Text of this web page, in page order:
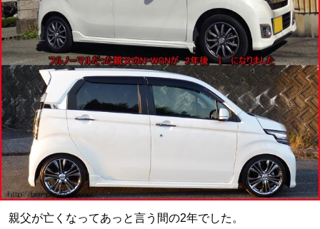
親父が亡くなってあっと言う間の2年でした。